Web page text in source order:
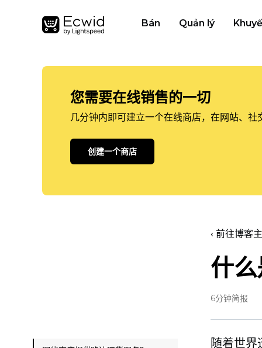
Bán Quản lý
您需要在线销售的一切
几分钟内即可建立一个在线商店，在网站、社
创建一个商店
‹ 前往博客
什
6分钟简报
随着世